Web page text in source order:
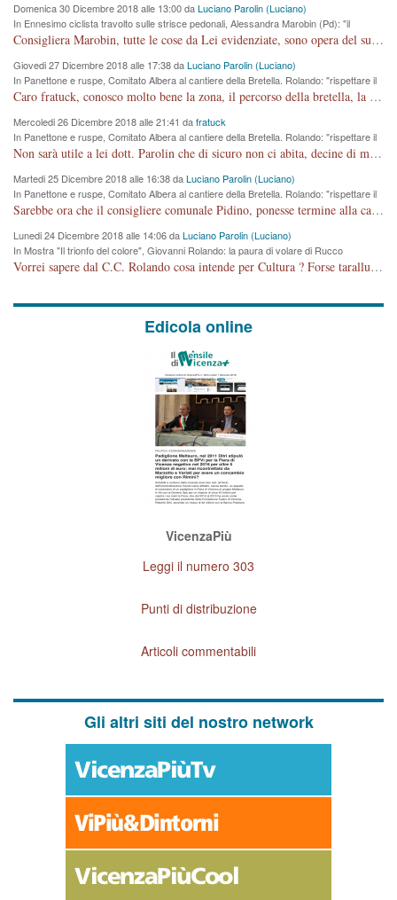
Domenica 30 Dicembre 2018 alle 13:00 daLuciano Parolin (Luciano)
In Ennesimo ciclista travolto sulle strisce pedonali, Alessandra Marobin (Pd): "il
Comune si svegli"
Consigliera Marobin, tutte le cose da Lei evidenziate, sono opera del suo ex Assessore e compagno di Partito Antonio Marco Dalla Pozza Assessore alla "progettazione" di piste ciclabili e altre porcherie. A lui manderei il conto da saldare per incidenti e danni alle persone. E' ora che "finiamola." Avete perso rassegnatevi. qui IL SINDACO RUCCO NON C'ENTRA PER NIENTE. CAPITO!!!!!!!! Amen.
Giovedi 27 Dicembre 2018 alle 17:38 daLuciano Parolin (Luciano)
In Panettone e ruspe, Comitato Albera al cantiere della Bretella. Rolando: "rispettare il
cronoprogramma"
Caro fratuck, conosco molto bene la zona, il percorso della bretella, la situazione dei cittadini, abito in Viale Trento. A partire dal 2003 ho partecipato al Comitato di Maddalene pro bretella, e a riunioni propositive per apportare modifiche al progetto. Numerose mie foto del territorio sono arrivate a Roma, altri miei interventi (non graditi dalla Sx) sono stati pubblicati dal GdV, assieme ad altri come Ciro Asproso, ora favorevole alla bretella. Ho partecipato alla raccolta firme per la chiusura della strada x 5 giorni eseguita dal Sindaco Hullwech per sforamento 180 Micro/g. Pertanto come impegno per la tematica sono apposto con la coscienza. Ora il Progetto è partito, fine! Voglio dire che la nuova Giunta "comunale" non c'entra più. L'opera sarà "malauguratamente" eseguita, ma non con il mio placet. Il Consigliere Comunale dovrebbe capire che la campagna elettorale è finita, con buona pace di tutti. Quello che invece dovrebbe interessare è la proprietà della strada, dall'uscita autostradale Ovest, sino alla Rotatoria dell'Albara, vi sono tre possessori: Autostrade SpA; La Provincia, il Comune. Come la mettiamo per il futuro ? I costi, da 50 sono saliti a 100 milioni di € come dire 20 milioni a KM (!) da non credere. Comunque si farà. Ma nessuno canti Vittoria, anzi meglio non farne un ulteriore fatto "partitico" per questioni elettorali o di seggio. Se mi manda la sua mail, sono disponibile ad inviare i documenti e le foto sopra descritte. Con ossequi, Luciano Parolin
Mercoledi 26 Dicembre 2018 alle 21:41 dafratuck
In Panettone e ruspe, Comitato Albera al cantiere della Bretella. Rolando: "rispettare il
cronoprogramma"
Non sarà utile a lei dott. Parolin che di sicuro non ci abita, decine di migliaia di TIR, automobili e padroncini che passano quotidianamente per una strada appena rotabile, non è più possibile stendere i panni, attraversare la strada senza rischiare la morte, le case stanno crepando, i tempi sono cambiati e la bretella non passerà assolutamente per maddalene (ma cosa sta a dire?!), dia invece responsabilità a chi ha costruito tagliando la strada che doveva invece terminare a isola vicentina e non al moracchino lasciando Motta di Costabissara ancora in panne di traffico. I tempi sono cambiati dottore e se l'anagrafe della vita stagna nell'essere umano impressioni conservatrici, la società non le considera perchè va avanti, si industrializza e ha bisogno di infrastrutture e di sviluppo. Ultima considerazione, se è geloso di Rolando perchè vede in lui solo campagne politiche mentre si difendono i SOLI diritti dei cittadini, la preghiamo faccia considerazioni più appropriate. Saluti e complimenti per i suoi scritti.
Martedi 25 Dicembre 2018 alle 16:38 daLuciano Parolin (Luciano)
In Panettone e ruspe, Comitato Albera al cantiere della Bretella. Rolando: "rispettare il
cronoprogramma"
Sarebbe ora che il consigliere comunale Pidino, ponesse termine alla campagna elettorale nel territorio del suo seggio Villaggio del Sole. La tiraca è iniziata, distruggerà 6 km di prateria ovest della città, ricca di fonti e sorgenti d'acqua. I cittadini di Maddalene non avranno più Pace la notte. Molta colpa per la costruzione di questa Strada è proprio del signor Rolando,dei suoi gazebo mobili e che vuol far passare questa opera VANDALICA come progetto "utile" a chi ? Non è cosa seria sig. Rolando!
Lunedi 24 Dicembre 2018 alle 14:06 daLuciano Parolin (Luciano)
In Mostra "Il trionfo del colore", Giovanni Rolando: la paura di volare di Rucco
Vorrei sapere dal C.C. Rolando cosa intende per Cultura ? Forse tarallucci, vino e sagre, o spaghetti tricolori del PD ? Il continuo (s)parlare della mostra a Palazzo Chiericati caro consigliere DANNEGGIA FORTEMENTE l'immagine della città TUTTA e fa deviare i consensi che in RUSSIA (badi bene ex U.R.S.S.) sono ECCELLENTI. A livello artistico l'evento è di alta Valenza culturale, COMPITO di Tutta la Cittadinanza fare il possibile per propagandare l'iniziativa senza farne UN CASO PARTITICO come fa Lei da sempre. Meno Gazebo + Partecipazione! E così sia. Amen.
Edicola online
VicenzaPiù
Leggi il numero 303
Punti di distribuzione
Articoli commentabili
Gli altri siti del nostro network